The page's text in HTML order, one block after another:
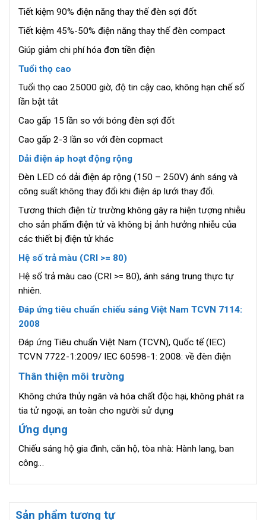
Tiết kiệm 90% điện năng thay thế đèn sợi đốt
Tiết kiệm 45%-50% điện năng thay thế đèn compact
Giúp giảm chi phí hóa đơn tiền điện
Tuổi thọ cao
Tuổi thọ cao 25000 giờ, độ tin cậy cao, không hạn chế số
lần bật tắt
Cao gấp 15 lần so với bóng đèn sợi đốt
Cao gấp 2-3 lần so với đèn copmact
Dải điện áp hoạt động rộng
Đèn LED có dải điện áp rộng (150 – 250V) ánh sáng và
công suất không thay đổi khi điện áp lưới thay đổi.
Tương thích điện từ trường không gây ra hiện tượng nhiễu
cho sản phẩm điện tử và không bị ảnh hưởng nhiễu của
các thiết bị điện tử khác
Hệ số trả màu (CRI >= 80)
Hệ số trả màu cao (CRI >= 80), ánh sáng trung thực tự
nhiên.
Đáp ứng tiêu chuẩn chiếu sáng Việt Nam TCVN 7114:
2008
Đáp ứng Tiêu chuẩn Việt Nam (TCVN), Quốc tế (IEC)
TCVN 7722-1:2009/ IEC 60598-1: 2008: về đèn điện
Thân thiện môi trường
Không chứa thủy ngân và hóa chất độc hại, không phát ra
tia tử ngoại, an toàn cho người sử dụng
Ứng dụng
Chiếu sáng hộ gia đình, căn hộ, tòa nhà: Hành lang, ban
công…
Sản phẩm tương tự